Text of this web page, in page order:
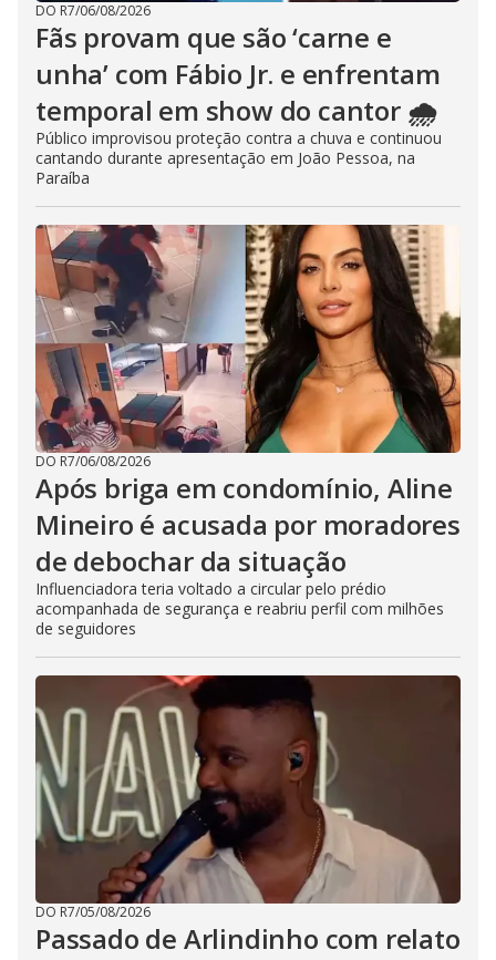
DO R7/06/08/2026
Fãs provam que são ‘carne e
unha’ com Fábio Jr. e enfrentam
temporal em show do cantor 🌧️
Público improvisou proteção contra a chuva e continuou
cantando durante apresentação em João Pessoa, na
Paraíba
DO R7/06/08/2026
Após briga em condomínio, Aline
Mineiro é acusada por moradores
de debochar da situação
Influenciadora teria voltado a circular pelo prédio
acompanhada de segurança e reabriu perfil com milhões
de seguidores
DO R7/05/08/2026
Passado de Arlindinho com relato